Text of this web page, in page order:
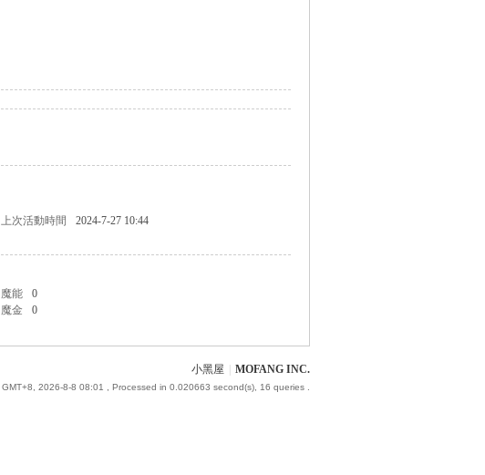
上次活動時間
2024-7-27 10:44
魔能
0
魔金 0
小黑屋 MOFANG INC.
GMT+8, 2026-8-8 08:01 , Processed in 0.020663 second(s), 16 queries .